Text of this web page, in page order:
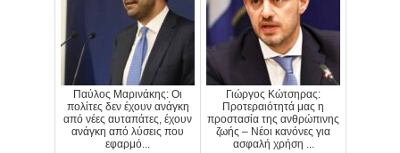
Παύλος Μαρινάκης: Οι
πολίτες δεν έχουν ανάγκη
από νέες αυταπάτες, έχουν
ανάγκη από λύσεις που
εφαρμό...
Γιώργος Κώτσηρας:
Προτεραιότητά μας η
προστασία της ανθρώπινης
ζωής – Νέοι κανόνες για
ασφαλή χρήση ...